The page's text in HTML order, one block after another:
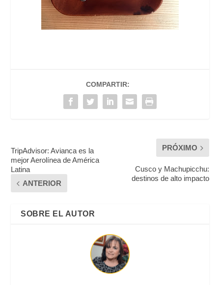
COMPARTIR:
TripAdvisor: Avianca es la
mejor Aerolínea de América
Latina
ANTERIOR
PRÓXIMO
Cusco y Machupicchu:
destinos de alto impacto
SOBRE EL AUTOR